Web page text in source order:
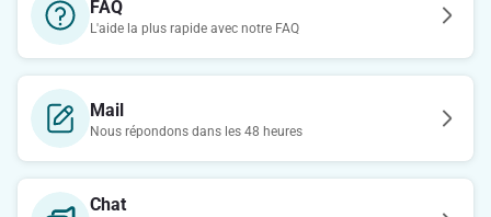
FAQ
L'aide la plus rapide avec notre FAQ
Mail
Nous répondons dans les 48 heures
Chat